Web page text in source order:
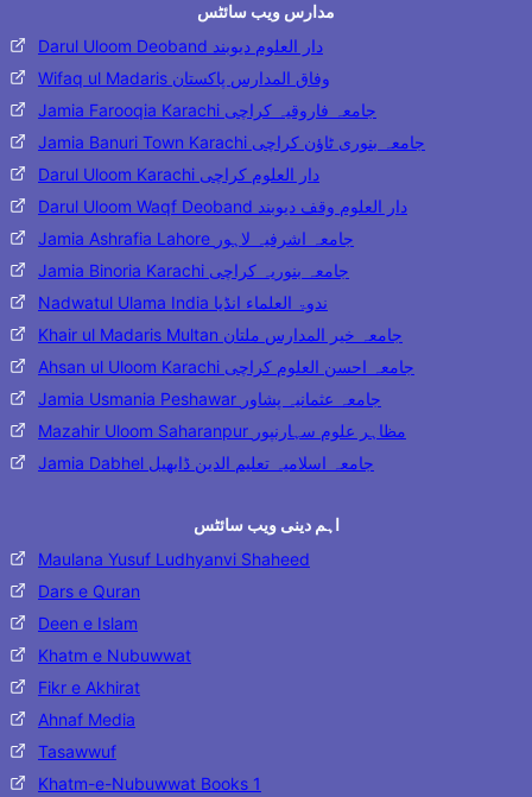
مدارس ویب سائٹس
Darul Uloom Deoband دار العلوم دیوبند
Wifaq ul Madaris وفاق المدارس پاکستان
Jamia Farooqia Karachi جامعہ فاروقیہ کراچی
Jamia Banuri Town Karachi جامعہ بنوری ٹاؤن کراچی
Darul Uloom Karachi دار العلوم کراچی
Darul Uloom Waqf Deoband دار العلوم وقف دیوبند
Jamia Ashrafia Lahore جامعہ اشرفیہ لاہور
Jamia Binoria Karachi جامعہ بنوریہ کراچی
Nadwatul Ulama India ندوۃ العلماء انڈیا
Khair ul Madaris Multan جامعہ خیر المدارس ملتان
Ahsan ul Uloom Karachi جامعہ احسن العلوم کراچی
Jamia Usmania Peshawar جامعہ عثمانیہ پشاور
Mazahir Uloom Saharanpur مظاہر علوم سہارنپور
Jamia Dabhel جامعہ اسلامیہ تعلیم الدین ڈابھیل
اہم دینی ویب سائٹس
Maulana Yusuf Ludhyanvi Shaheed
Dars e Quran
Deen e Islam
Khatm e Nubuwwat
Fikr e Akhirat
Ahnaf Media
Tasawwuf
Khatm-e-Nubuwwat Books 1